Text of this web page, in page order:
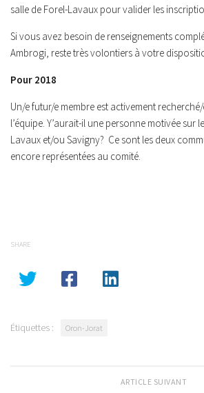
salle de Forel-Lavaux pour valider les
Si vous avez besoin de renseignements
Ambrogi, reste très volontiers à votre
Pour 2018
Un/e futur/e membre est activement
l’équipe. Y’aurait-il une personne motivée sur
Lavaux et/ou Savigny? Ce sont les deux
encore représentées au comité.
SHARE
Étiquettes : Oron-Jorat
ARTICLE SUIVANT